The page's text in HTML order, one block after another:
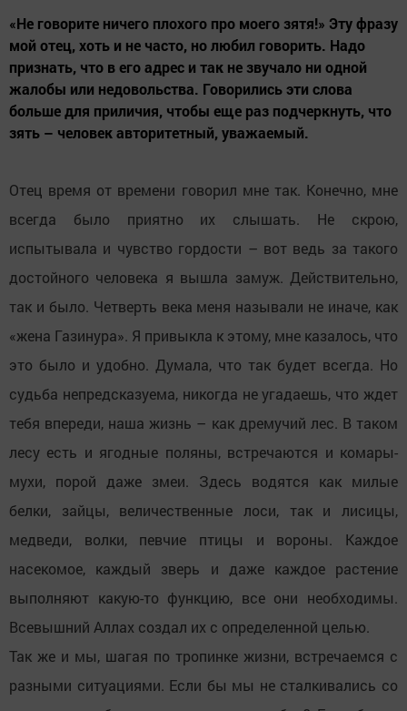
«Не говорите ничего плохого про моего зятя!» Эту фразу
мой отец, хоть и не часто, но любил говорить. Надо
признать, что в его адрес и так не звучало ни одной
жалобы или недовольства. Говорились эти слова
больше для приличия, чтобы еще раз подчеркнуть, что
зять – человек авторитетный, уважаемый.
Отец время от времени говорил мне так. Конечно, мне
всегда было приятно их слышать. Не скрою,
испытывала и чувство гордости – вот ведь за такого
достойного человека я вышла замуж. Действительно,
так и было. Четверть века меня называли не иначе, как
«жена Газинура». Я привыкла к этому, мне казалось, что
это было и удобно. Думала, что так будет всегда. Но
судьба непредсказуема, никогда не угадаешь, что ждет
тебя впереди, наша жизнь – как дремучий лес. В таком
лесу есть и ягодные поляны, встречаются и комары-
мухи, порой даже змеи. Здесь водятся как милые
белки, зайцы, величественные лоси, так и лисицы,
медведи, волки, певчие птицы и вороны. Каждое
насекомое, каждый зверь и даже каждое растение
выполняют какую-то функцию, все они необходимы.
Всевышний Аллах создал их с определенной целью.
Так же и мы, шагая по тропинке жизни, встречаемся с
разными ситуациями. Если бы мы не сталкивались со